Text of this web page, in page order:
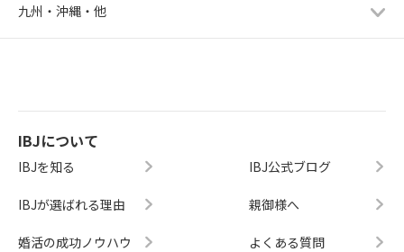
九州・沖縄・他
IBJについて
IBJを知る
IBJが選ばれる理由
婚活の成功ノウハウ
IBJ公式ブログ
親御様へ
よくある質問